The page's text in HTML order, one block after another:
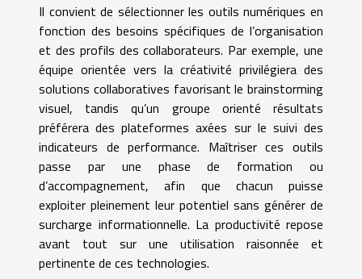
Il convient de sélectionner les outils numériques en
fonction des besoins spécifiques de l’organisation
et des profils des collaborateurs. Par exemple, une
équipe orientée vers la créativité privilégiera des
solutions collaboratives favorisant le brainstorming
visuel, tandis qu’un groupe orienté résultats
préférera des plateformes axées sur le suivi des
indicateurs de performance. Maîtriser ces outils
passe par une phase de formation ou
d’accompagnement, afin que chacun puisse
exploiter pleinement leur potentiel sans générer de
surcharge informationnelle. La productivité repose
avant tout sur une utilisation raisonnée et
pertinente de ces technologies.